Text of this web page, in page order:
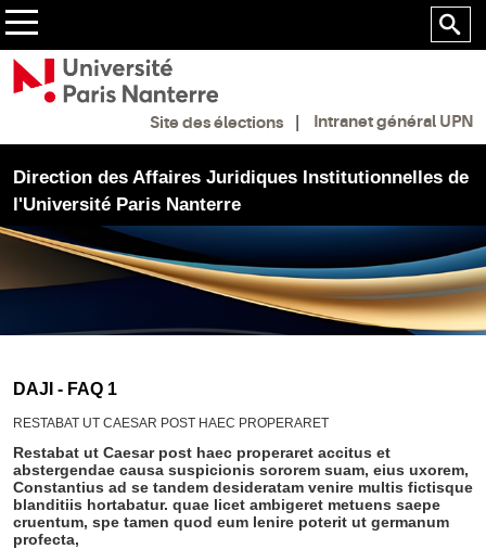
Site des élections Intranet général UPN
Direction des Affaires Juridiques Institutionnelles de
l'Université Paris Nanterre
DAJI - FAQ 1
RESTABAT UT CAESAR POST HAEC PROPERARET
Restabat ut Caesar post haec properaret accitus et
abstergendae causa suspicionis sororem suam, eius uxorem,
Constantius ad se tandem desideratam venire multis fictisque
blanditiis hortabatur. quae licet ambigeret metuens saepe
cruentum, spe tamen quod eum lenire poterit ut germanum
profecta,